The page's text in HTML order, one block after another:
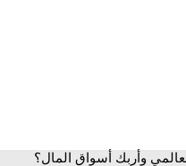
وأربك أسواق المال؟